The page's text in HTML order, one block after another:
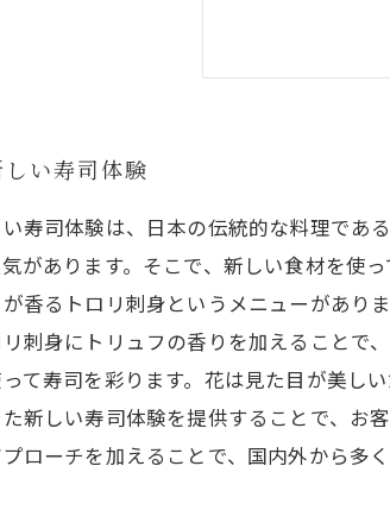
い寿司体験
寿司体験は、日本の伝統的な料理であ
があります。そこで、新しい食材を使
香るトロリ刺身というメニューがあり
刺身にトリュフの香りを加えることで
て寿司を彩ります。花は見た目が美し
新しい寿司体験を提供することで、お
ローチを加えることで、国内外から多